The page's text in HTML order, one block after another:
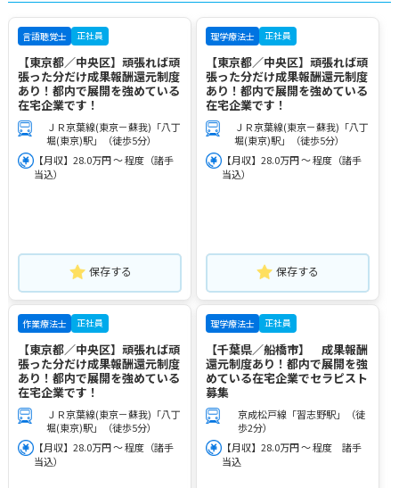
言語聴覚士 正社員
【東京都／中央区】頑張れば頑
張った分だけ成果報酬還元制度
あり！都内で展開を強めている
在宅企業です！
ＪＲ京葉線(東京－蘇我)「八丁
堀(東京)駅」（徒歩5分）
【月収】28.0万円 ～ 程度（諸手
当込）
保存する
理学療法士 正社員
【東京都／中央区】頑張れば頑
張った分だけ成果報酬還元制度
あり！都内で展開を強めている
在宅企業です！
ＪＲ京葉線(東京－蘇我)「八丁
堀(東京)駅」（徒歩5分）
【月収】28.0万円 ～ 程度（諸手
当込）
保存する
作業療法士 正社員
【東京都／中央区】頑張れば頑
張った分だけ成果報酬還元制度
あり！都内で展開を強めている
在宅企業です！
ＪＲ京葉線(東京－蘇我)「八丁
堀(東京)駅」（徒歩5分）
【月収】28.0万円 ～ 程度（諸手
当込）
理学療法士 正社員
【千葉県／船橋市】 成果報酬
還元制度あり！都内で展開を強
めている在宅企業でセラピスト
募集
京成松戸線「習志野駅」（徒
歩2分）
【月収】28.0万円 ～ 程度 諸手
当込